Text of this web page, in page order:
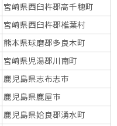
宮崎県西臼杵郡高千穂町
宮崎県西臼杵郡椎葉村
熊本県球磨郡多良木町
宮崎県児湯郡川南町
鹿児島県志布志市
鹿児島県鹿屋市
鹿児島県姶良郡湧水町